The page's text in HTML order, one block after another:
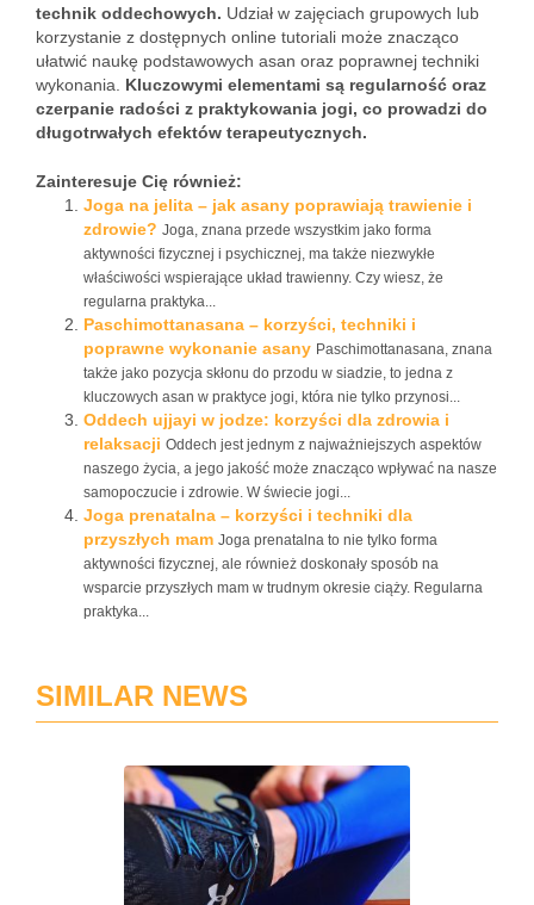
technik oddechowych. Udział w zajęciach grupowych lub
korzystanie z dostępnych online tutoriali może znacząco
ułatwić naukę podstawowych asan oraz poprawnej techniki
wykonania. Kluczowymi elementami są regularność oraz
czerpanie radości z praktykowania jogi, co prowadzi do
długotrwałych efektów terapeutycznych.
Zainteresuje Cię również:
Joga na jelita – jak asany poprawiają trawienie i
zdrowie? Joga, znana przede wszystkim jako forma
aktywności fizycznej i psychicznej, ma także niezwykłe
właściwości wspierające układ trawienny. Czy wiesz, że
regularna praktyka...
Paschimottanasana – korzyści, techniki i
poprawne wykonanie asany Paschimottanasana, znana
także jako pozycja skłonu do przodu w siadzie, to jedna z
kluczowych asan w praktyce jogi, która nie tylko przynosi...
Oddech ujjayi w jodze: korzyści dla zdrowia i
relaksacji Oddech jest jednym z najważniejszych aspektów
naszego życia, a jego jakość może znacząco wpływać na nasze
samopoczucie i zdrowie. W świecie jogi...
Joga prenatalna – korzyści i techniki dla
przyszłych mam Joga prenatalna to nie tylko forma
aktywności fizycznej, ale również doskonały sposób na
wsparcie przyszłych mam w trudnym okresie ciąży. Regularna
praktyka...
SIMILAR NEWS